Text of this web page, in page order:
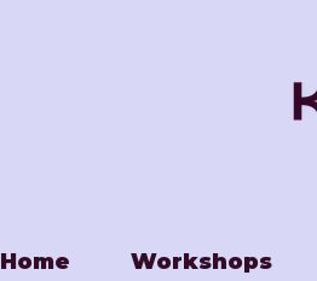
Home Workshops